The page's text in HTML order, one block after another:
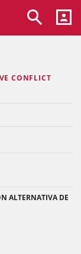
CONFLICT
ALTERNATIVA DE